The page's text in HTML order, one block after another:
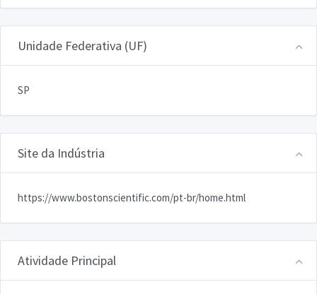
Unidade Federativa (UF)
SP
Site da Indústria
https://www.bostonscientific.com/pt-br/home.html
Atividade Principal